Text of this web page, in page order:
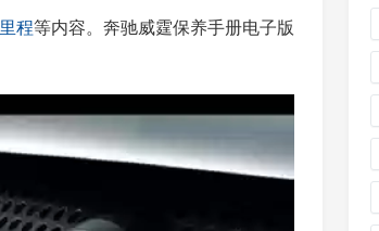
程等内容。奔驰威霆保养手册电子版